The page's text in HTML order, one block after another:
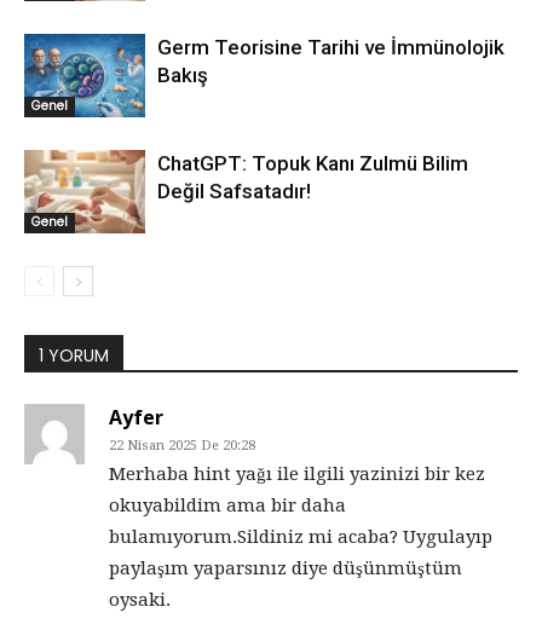
Genel
Germ Teorisine Tarihi ve İmmünolojik
Bakış
Genel
ChatGPT: Topuk Kanı Zulmü Bilim
Değil Safsatadır!
1 YORUM
Ayfer
22 Nisan 2025 De 20:28
Merhaba hint yağı ile ilgili yazinizi bir kez
okuyabildim ama bir daha
bulamıyorum.Sildiniz mi acaba? Uygulayıp
paylaşım yaparsınız diye düşünmüştüm
oysaki.